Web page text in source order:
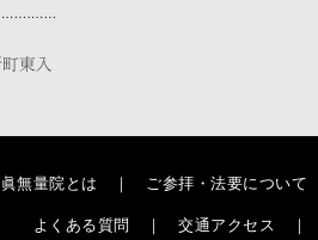
眞無量院とは ご参拝・法要について
よくある質問 ｜交通アクセス